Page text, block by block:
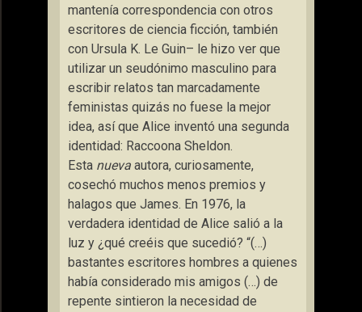
mantenía correspondencia con otros
escritores de ciencia ficción, también
con Ursula K. Le Guin– le hizo ver que
utilizar un seudónimo masculino para
escribir relatos tan marcadamente
feministas quizás no fuese la mejor
idea, así que Alice inventó una segunda
identidad: Raccoona Sheldon.
Esta nueva autora, curiosamente,
cosechó muchos menos premios y
halagos que James. En 1976, la
verdadera identidad de Alice salió a la
luz y ¿qué creéis que sucedió? “(…)
bastantes escritores hombres a quienes
había considerado mis amigos (…) de
repente sintieron la necesidad de